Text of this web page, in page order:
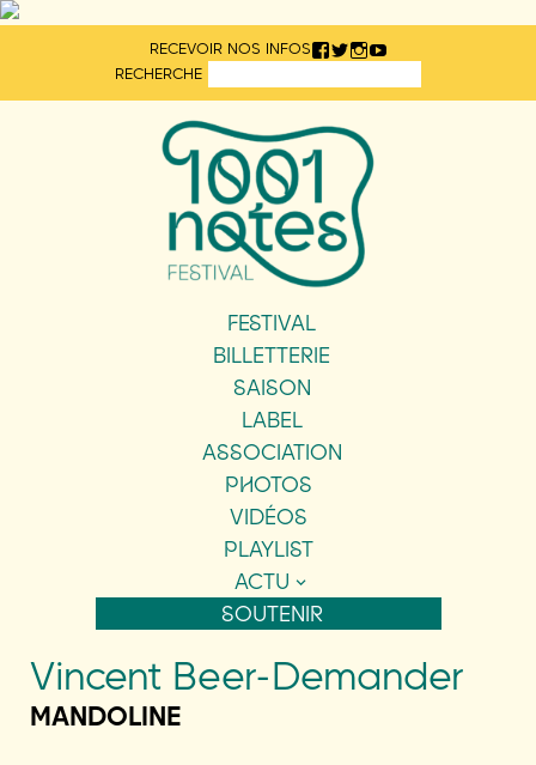
RECEVOIR NOS INFOS
RECHERCHE
FESTIVAL
BILLETTERIE
SAISON
LABEL
ASSOCIATION
PHOTOS
VIDÉOS
PLAYLIST
ACTU
SOUTENIR
Vincent Beer-Demander
MANDOLINE